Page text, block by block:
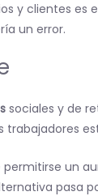
y clientes
un error.
sociales y de
un
pasa